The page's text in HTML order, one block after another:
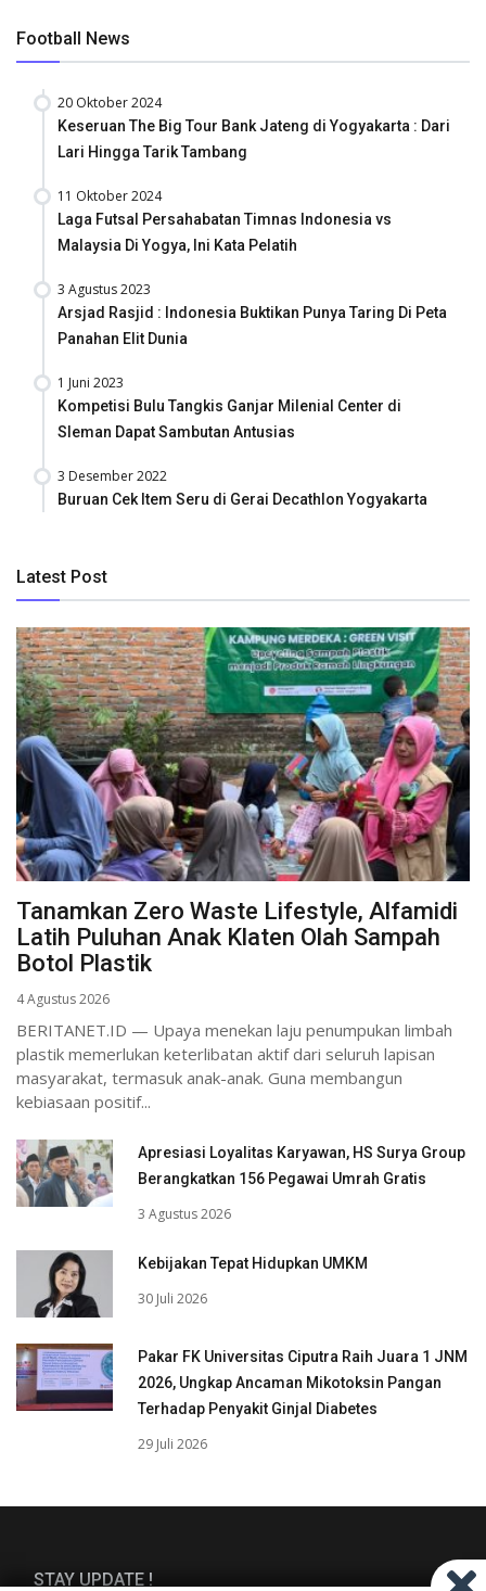
Football News
20 Oktober 2024
Keseruan The Big Tour Bank Jateng di Yogyakarta : Dari
Lari Hingga Tarik Tambang
11 Oktober 2024
Laga Futsal Persahabatan Timnas Indonesia vs
Malaysia Di Yogya, Ini Kata Pelatih
3 Agustus 2023
Arsjad Rasjid : Indonesia Buktikan Punya Taring Di Peta
Panahan Elit Dunia
1 Juni 2023
Kompetisi Bulu Tangkis Ganjar Milenial Center di
Sleman Dapat Sambutan Antusias
3 Desember 2022
Buruan Cek Item Seru di Gerai Decathlon Yogyakarta
Latest Post
Tanamkan Zero Waste Lifestyle, Alfamidi
Latih Puluhan Anak Klaten Olah Sampah
Botol Plastik
4 Agustus 2026
BERITANET.ID — Upaya menekan laju penumpukan limbah
plastik memerlukan keterlibatan aktif dari seluruh lapisan
masyarakat, termasuk anak-anak. Guna membangun
kebiasaan positif...
Apresiasi Loyalitas Karyawan, HS Surya Group
Berangkatkan 156 Pegawai Umrah Gratis
3 Agustus 2026
Kebijakan Tepat Hidupkan UMKM
30 Juli 2026
Pakar FK Universitas Ciputra Raih Juara 1 JNM
2026, Ungkap Ancaman Mikotoksin Pangan
Terhadap Penyakit Ginjal Diabetes
29 Juli 2026
STAY UPDATE !